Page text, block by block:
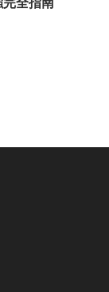
完全指南